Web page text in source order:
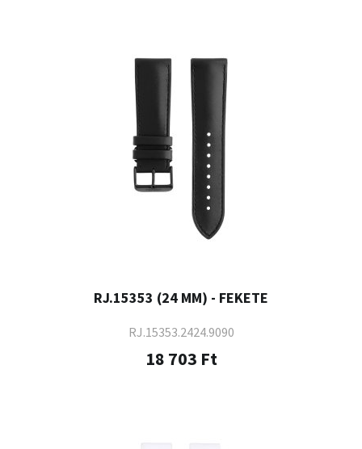
RJ.15353 (24 MM) - FEKETE
RJ.15353.2424.9090
18 703 Ft